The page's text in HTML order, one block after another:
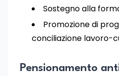
Sostegno alla
Promozione di
conciliazione lavoro-
Pensionamento